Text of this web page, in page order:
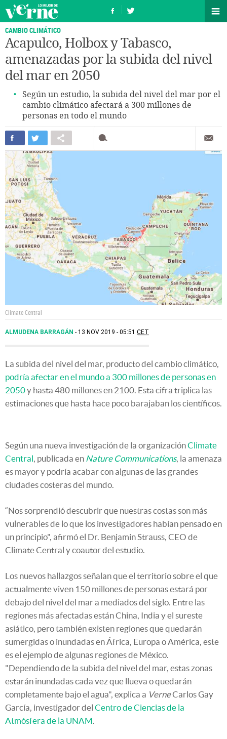
CAMBIO CLIMÁTICO
Acapulco, Holbox y Tabasco,
amenazadas por la subida del nivel
del mar en 2050
Según un estudio, la subida del nivel del mar por el
cambio climático afectará a 300 millones de
personas en todo el mundo
Climate Central
ALMUDENA BARRAGÁN 13 NOV 2019 - 05:51 CET
La subida del nivel del mar, producto del cambio climático,
podría afectar en el mundo a 300 millones de personas en
2050y hasta 480 millones en 2100. Esta cifra triplica las
estimaciones que hasta hace poco barajaban los científicos.
Según una nueva investigación de la organizaciónClimate
Central, publicada en Nature Communications, la amenaza
es mayor y podría acabar con algunas de las grandes
ciudades costeras del mundo.
“Nos sorprendió descubrir que nuestras costas son más
vulnerables de lo que los investigadores habían pensado en
un principio", afirmó el Dr. Benjamin Strauss, CEO de
Climate Central y coautor del estudio.
Los nuevos hallazgos señalan que el territorio sobre el que
actualmente viven 150 millones de personas estará por
debajo del nivel del mar a mediados del siglo. Entre las
regiones más afectadas están China, India y el sureste
asiático, pero también existen regiones que quedarán
sumergidas o inundadas en África, Europa o América, este
es el ejemplo de algunas regiones de México.
"Dependiendo de la subida del nivel del mar, estas zonas
estarán inundadas cada vez que llueva o quedarán
completamente bajo el agua", explica a VerneCarlos Gay
García, investigador del Centro de Ciencias de la
Atmósfera de la UNAM.